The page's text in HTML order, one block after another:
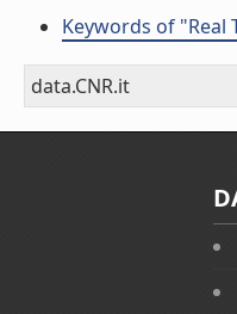
Keywords of "Real
data.CNR.it